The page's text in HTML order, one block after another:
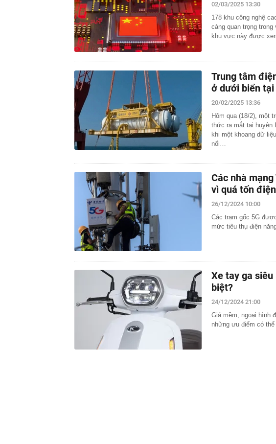
02/03/2025 13:30
178 khu công nghệ
càng quan trọng
khu vực này được
Trung tâm
ở dưới biển tại
20/02/2025 13:36
Hôm qua (18/2), một
thức ra mắt tại huyện
khi một khoang dữ
nối…
Các nhà
vì quá tốn
26/12/2024 10:00
Các trạm gốc 5G
mức tiêu thụ điện
Xe tay ga
biệt?
24/12/2024 21:00
Giá mềm, ngoại hình
những ưu điểm có